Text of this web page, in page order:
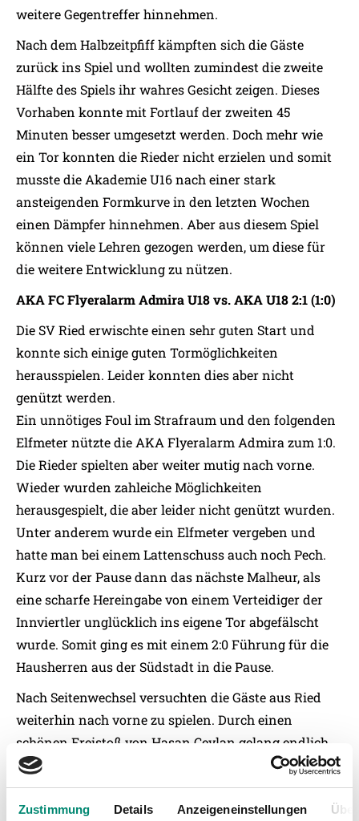
Zustimmung Details Anzeigeneinstellungen
weitere Gegentreffer hinnehmen.
Nach dem Halbzeitpfiff kämpften sich die Gäste
zurück ins Spiel und wollten zumindest die zweite
Hälfte des Spiels ihr wahres Gesicht zeigen. Dieses
Vorhaben konnte mit Fortlauf der zweiten 45
Minuten besser umgesetzt werden. Doch mehr wie
ein Tor konnten die Rieder nicht erzielen und somit
musste die Akademie U16 nach einer stark
ansteigenden Formkurve in den letzten Wochen
einen Dämpfer hinnehmen. Aber aus diesem Spiel
können viele Lehren gezogen werden, um diese für
die weitere Entwicklung zu nützen.
AKA FC Flyeralarm Admira U18 vs. AKA U18 2:1 (1:0)
Die SV Ried erwischte einen sehr guten Start und
konnte sich einige guten Tormöglichkeiten
herausspielen. Leider konnten dies aber nicht
genützt werden.
Ein unnötiges Foul im Strafraum und den folgenden
Elfmeter nützte die AKA Flyeralarm Admira zum 1:0.
Die Rieder spielten aber weiter mutig nach vorne.
Wieder wurden zahleiche Möglichkeiten
herausgespielt, die aber leider nicht genützt wurden.
Unter anderem wurde ein Elfmeter vergeben und
hatte man bei einem Lattenschuss auch noch Pech.
Kurz vor der Pause dann das nächste Malheur, als
eine scharfe Hereingabe von einem Verteidiger der
Innviertler unglücklich ins eigene Tor abgefälscht
wurde. Somit ging es mit einem 2:0 Führung für die
Hausherren aus der Südstadt in die Pause.
Nach Seitenwechsel versuchten die Gäste aus Ried
weiterhin nach vorne zu spielen. Durch einen
schönen Freistoß von Hasan Ceylan gelang endlich
der Anschlusstreffer. In der Schlussphase drängte die
tapfer kämpfenden Rieder auf den Ausgleich und die
Heimelf kam kaum mehr über die eigene Hälfte. Kurz